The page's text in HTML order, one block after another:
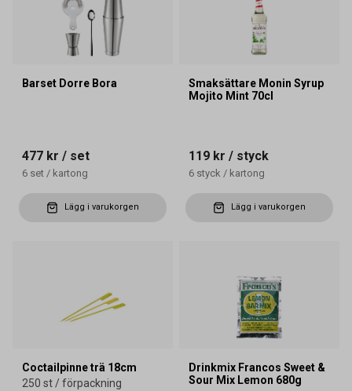
Barset Dorre Bora
477 kr / set
6 set / kartong
Lägg i varukorgen
Smaksättare Monin Syrup
Mojito Mint 70cl
119 kr / styck
6 styck / kartong
Lägg i varukorgen
Coctailpinne trä 18cm
250 st / förpackning
Drinkmix Francos Sweet &
Sour Mix Lemon 680g